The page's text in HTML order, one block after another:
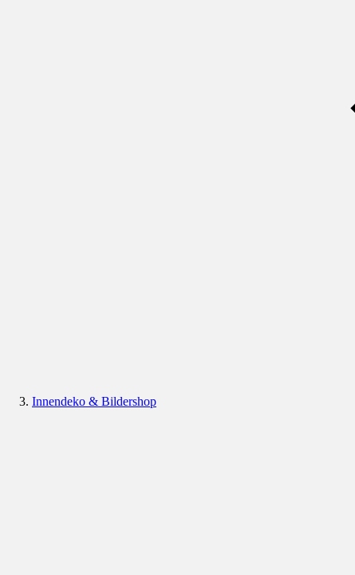
Innendeko & Bildershop